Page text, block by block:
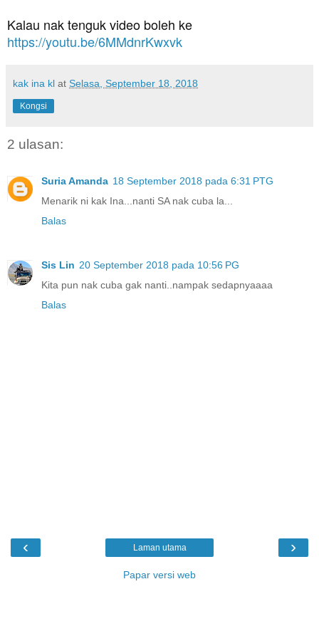
https://youtu.be/6MMdnrKwxvk
kak ina kl at Selasa, September 18, 2018
Kongsi
2 ulasan:
Suria Amanda 18 September 2018 pada 6:31 PTG
Menarik ni kak Ina...nanti SA nak cuba la...
Balas
Sis Lin 20 September 2018 pada 10:56 PG
Kita pun nak cuba gak nanti..nampak sedapnyaaaa
Balas
‹ ›
Laman utama
Papar versi web